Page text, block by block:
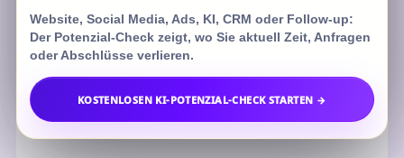
Website, Social Media, Ads, KI, CRM oder Follow-up:
Der Potenzial-Check zeigt, wo Sie aktuell Zeit, Anfragen
oder Abschlüsse verlieren.
KOSTENLOSEN KI-POTENZIAL-CHECK STARTEN →